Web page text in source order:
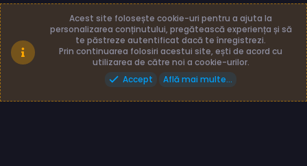
Română (RO)
Termeni și reguli
Politică de confidențialitate
Ajutor Acasă
Made with
Acest site folosește cookie-uri pentru a ajuta la
personalizarea conținutului, pregătească experiența și să
te păstreze autentificat dacă te înregistrezi.
Prin continuarea folosiri acestui site, ești de acord cu
utilizarea de către noi a cookie-urilor.
Accept
Află mai multe...